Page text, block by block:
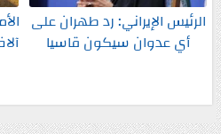
الرئيس الإيراني: رد طهران على
أي عدوان سيكون قاسيا